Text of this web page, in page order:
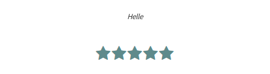
Helle